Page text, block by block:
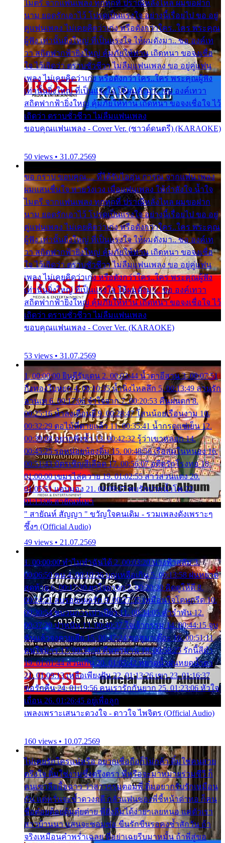
ไมตรี จากแฟนเพลง ทุกทุกที่ ปราณีหลั่งไหล ผมขอฝาก
นาม ยอดรักเอาไว้ โปรดเป็นแรงใจ อย่างนี้เรื่อยไป ขอ อยู่
คู่แฟนเพลง ไม่เคยคิดว่าเก่ง หรือดังกว่าใคร..ใคร พระคุณ
ผู้ฟัง เท่านั้นยิ่งใหญ่ ที่เป็นแรงใจ ให้ผมดังมา.. ขอ องค์เท
วา สถิตฟากฟ้ายิ่งใหญ่ คุ้มภัยให้ท่าน เถิดหนา ขอจงเชื่อ
ใจ ไว้เถิดว่า ตราบชั่วชีวา ไม่ลืมแฟนเพลง ขอ อยู่คู่แฟน
เพลง ไม่เคยคิดว่าเก่ง หรือดังกว่าใคร..ใคร พระคุณผู้ฟัง
เท่านั้นยิ่งใหญ่ ที่เป็นแรงใจ ให้ผมดังมา.. ขอ องค์เทวา
สถิตฟากฟ้ายิ่งใหญ่ คุ้มภัยให้ท่าน เถิดหนา ขอจงเชื่อใจ ไว้
เถิดว่า ตราบชั่วชีวา ไม่ลืมแฟนเพลง
ขอบคุณแฟนเพลง - Cover Ver. (ซาวด์ดนตรี) (KARAOKE)
50 views • 31.07.2569
ขอ กราบ ขอบคุณ.... ที่ได้รับไออุ่น การุณ จากแฟน เพลง
ผมแสนชื่นใจ หายวังเวง เมื่อแฟนเพลง ให้กำลังใจ น้ำใจ
ไมตรี จากแฟนเพลง ทุกทุกที่ ปราณีหลั่งไหล ผมขอฝาก
นาม ยอดรักเอาไว้ โปรดเป็นแรงใจ อย่างนี้เรื่อยไป ขอ อยู่
คู่แฟนเพลง ไม่เคยคิดว่าเก่ง หรือดังกว่าใคร..ใคร พระคุณ
ผู้ฟัง เท่านั้นยิ่งใหญ่ ที่เป็นแรงใจ ให้ผมดังมา.. ขอ องค์เท
วา สถิตฟากฟ้ายิ่งใหญ่ คุ้มภัยให้ท่าน เถิดหนา ขอจงเชื่อ
ใจ ไว้เถิดว่า ตราบชั่วชีวา ไม่ลืมแฟนเพลง ขอ อยู่คู่แฟน
เพลง ไม่เคยคิดว่าเก่ง หรือดังกว่าใคร..ใคร พระคุณผู้ฟัง
เท่านั้นยิ่งใหญ่ ที่เป็นแรงใจ ให้ผมดังมา.. ขอ องค์เทวา
สถิตฟากฟ้ายิ่งใหญ่ คุ้มภัยให้ท่าน เถิดหนา ขอจงเชื่อใจ ไว้
เถิดว่า ตราบชั่วชีวา ไม่ลืมแฟนเพลง
ขอบคุณแฟนเพลง - Cover Ver. (KARAOKE)
53 views • 31.07.2569
1. 00:00:00 ยินดีรับเดน 2. 00:03:44 น้ำตาอีสาน 3. 00:07:51
กิ่งทองใบหยก 4. 00:10:35 น้ำนิ่งไหลลึก 5. 00:13:49 ลานรัก
ลานเท 6. 00:17:06 จำใจจาก 7. 00:20:53 คืนฝนตก 8.
00:25:16 น้ำลงเดือนยี่ 9. 00:28:47 โสนน้อยเรือนงาม 10.
00:32:29 ตอไม้ที่ตายแล้ว 11. 00:35:41 น้ำกรดแช่เย็น 12.
00:39:08 อยากฟังซ้ำ 13. 00:42:32 รู้ว่าเขาหลอก 14.
00:45:25 รอหน่อยน้องติ๋ม 15. 00:48:56 เรือล่มในหนอง 16.
00:51:43 บัตรเชิญสีเลือด 17. 00:56:07 อดีตรักโรงทอ 18.
01:00:00 เขมรไล่ควาย 19. 01:02:55 สาวสวนแตง 20.
01:05:51 แอบมอง 21. 01:09:27 พบรักปากน้ำโพ 22.
01:13:06 สายัณห์เมา
" สายัณห์ สัญญา " ขวัญใจคนเดิม - รวมเพลงดังเพราะๆ
ซึ้งๆ (Official Audio)
49 views • 21.07.2569
1. 00:00:00 ทำไมทำฉันได้ 2. 00:03:20 นางฟ้าสลัม 3.
00:06:50 คน 4. 00:10:36 บุญเหลือเกิน 5. 00:13:58 ฝนหยาด
สุดท้าย 6. 00:17:30 ยาใจยาจก 7. 00:20:30 คิดดูให้ดี 8.
00:24:21 ลบรอยแผลรัก 9. 00:27:35 เหมือนใจโดนกรีด 10.
00:30:54 ขบวนการเปาเปียว 11. 00:34:05 คำรำพัน 12.
00:37:20 ปาหนัน 13. 00:40:37 ใจเจ้ากรรม 14. 00:44:15 จูบ
ฉันแล้วจงตายเสีย 15. 00:47:24 ขอสูมาเต๊อะ 16. 00:51:11
คนใจมาร 17. 00:54:50 คืนทรมาน 18. 00:58:25 รักนี้สีดำ
19. 01:01:44 ส่วนเกิน 20. 01:05:42 หยาดน้ำฝนหยดน้ำตา
21. 01:09:13 เหลือเพียงฝัน 22. 01:13:26 เขา 23. 01:16:37
ขอรักคืน 24. 01:19:56 คนเรารักกันยาก 25. 01:23:06 หัวใจ
เถื่อน 26. 01:26:45 อยู่เพื่อลูก
เพลงเพราะเสนาะดวงใจ - ดาวใจ ไพจิตร (Official Audio)
160 views • 10.07.2569
ไม่เคยรักใครแน่หรือ อยากเชื่อถือก็ไม่กล้า ติ๋มใช่คนสวย
ตรึงใจ ติ๋มใช่งามซึ้งตรึงตรา พี่หรือจะมาหมายร่วมชีวี ก็
คนเขาลืออื้อฉาว ว่าสาวๆรุมตอมพี่ ติ๋มอยากรับรักเหมือน
กัน แต่หวั่นจะช้ำดวงฤดี กลัวแฟนของพี่ชี้หน้าด่าทอ ก็คน
ชื่อต๋อยต้อยตุ้มตุ๋ยต่าย พี่ยังลืมได้ง่ายๆเลยหนอ แค่ตัวเรา
สาวบ้านนา แสนจะซอมซ่อ ขืนรักขืนรอคงช้ำสักวัน ถ้า
จริงเหมือนคำพร่ำเฉลย พี่อย่าเฉยรีบมาหมั้น ถ้าพี่สู่ขอ